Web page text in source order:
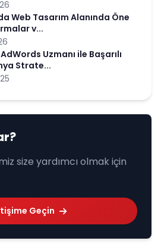
Web Tasarım Alanında Öne
v...
Uzmanı ile Başarılı
Strate...
size yardımcı olmak için
Geçin